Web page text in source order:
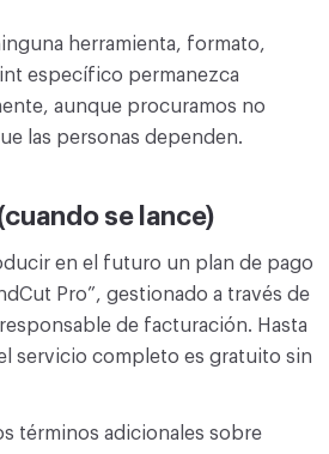
herramienta, formato,
específico permanezca
aunque procuramos no
las personas dependen.
se lance)
en el futuro un plan de pago
Pro”, gestionado a través de
de facturación. Hasta
servicio completo es gratuito sin
términos adicionales sobre